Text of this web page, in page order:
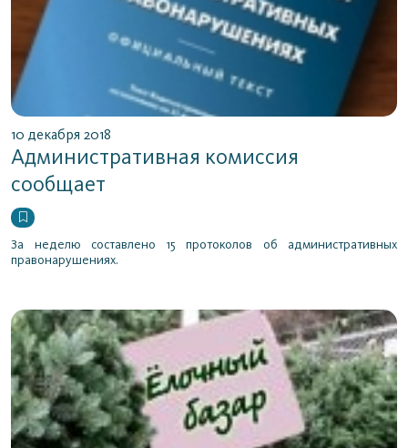
10 декабря 2018
Административная комиссия
сообщает
За неделю составлено 15 протоколов об административных
правонарушениях.